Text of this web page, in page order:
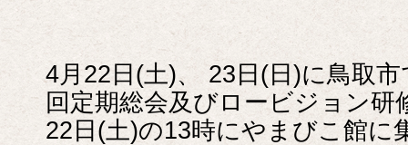
4月22日(土)、 23日(日)に鳥取
回定期総会及びロービジョン研
22日(土)の13時にやまびこ館に